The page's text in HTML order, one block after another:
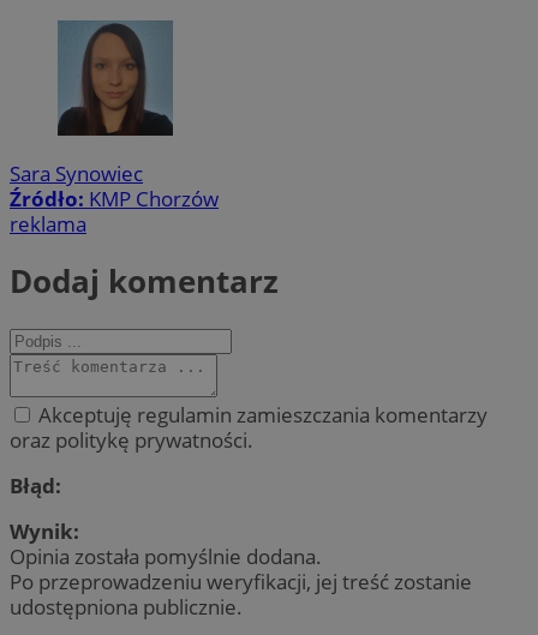
Sara Synowiec
Źródło: KMP Chorzów
reklama
Dodaj komentarz
Akceptuję regulamin zamieszczania komentarzy
oraz politykę prywatności.
Błąd:
Wynik:
Opinia została pomyślnie dodana.
Po przeprowadzeniu weryfikacji, jej treść zostanie
udostępniona publicznie.